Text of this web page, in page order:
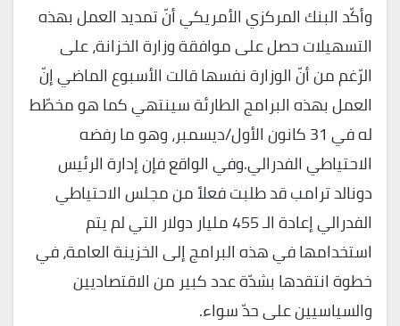
وأكّد البنك المركزي الأمريكي أنّ تمديد العمل بهذه
التسهيلات حصل على موافقة وزارة الخزانة، على
الرّغم من أنّ الوزارة نفسها قالت الأسبوع الماضي إنّ
العمل بهذه البرامج الطارئة سينتهي كما هو مخطّط
له في 31 كانون الأول/ديسمبر، وهو ما رفضه
الاحتياطي الفدرالي.وفي الواقع فإن إدارة الرئيس
دونالد ترامب قد طلبت فعلاً من مجلس الاحتياطي
الفدرالي إعادة الـ 455 مليار دولار التي لم يتم
استخدامها في هذه البرامج إلى الخزينة العامة، في
خطوة انتقدها بشدّة عدد كبير من الاقتصاديين
والسياسيين على حدّ سواء.